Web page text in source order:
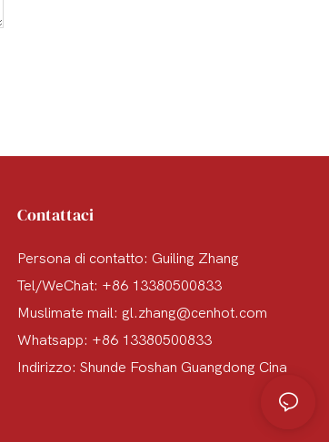
Contattaci
Persona di contatto: Guiling Zhang
Tel/WeChat: +86 13380500833
Muslimate mail: gl.zhang@cenhot.com
Whatsapp: +86 13380500833
Indirizzo: Shunde Foshan Guangdong Cina